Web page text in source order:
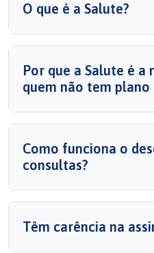
O que é a Salute?
Por que a Salute é a
quem não tem plano
Como funciona o
consultas?
Têm carência na